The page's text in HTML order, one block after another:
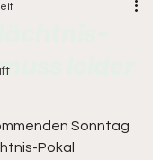
leider
Sonntag
Pokal